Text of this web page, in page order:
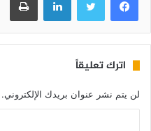
اترك تعليقاً
لن يتم نشر عنوان بريدك الإلكتروني.